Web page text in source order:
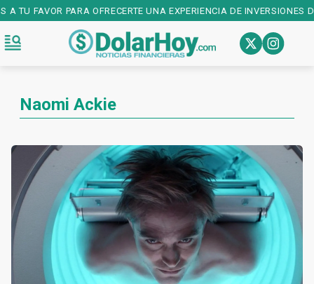
FAVOR PARA OFRECERTE UNA EXPERIENCIA DE INVERSIONES
Naomi Ackie